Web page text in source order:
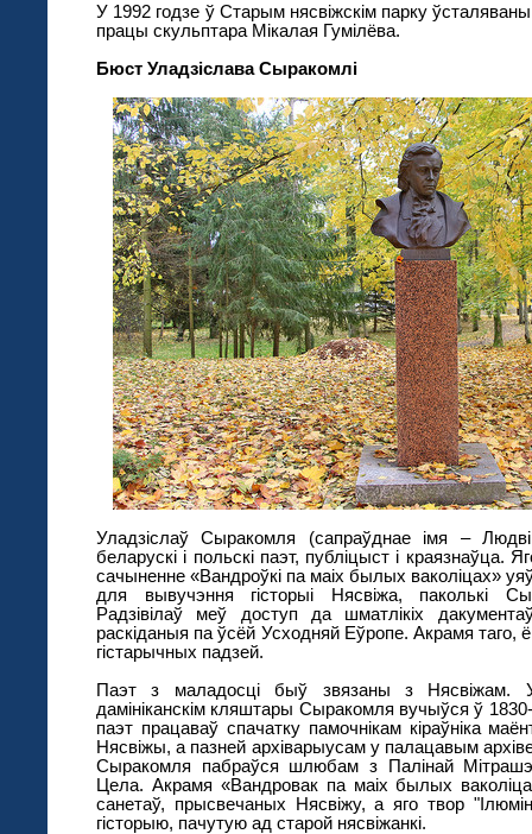
У 1992 годзе ў Старым нясвіжскім парку
працы скульптара Мікалая Гумілёва.
Бюст Уладзіслава Сыракомлі
Уладзіслаў Сыракомля (сапраўднае імя –
беларускі і польскі паэт, публіцыст і краязнаўца.
сачыненне «Вандроўкі па маіх былых ваколіцах»
для вывучэння гісторыі Нясвіжа, паколькі
Радзівілаў меў доступ да шматлікіх
раскіданыя па ўсёй Усходняй Еўропе. Акрамя таго,
гістарычных падзей.
Паэт з маладосці быў звязаны з
дамініканскім кляштары Сыракомля вучыўся ў
паэт працаваў спачатку памочнікам кіраўніка
Нясвіжы, а пазней архіварыусам у палацавым
Сыракомля пабраўся шлюбам з Палінай
Цела. Акрамя «Вандровак па маіх былых
санетаў, прысвечаных Нясвіжу, а яго твор
гісторыю, пачутую ад старой нясвіжанкі.